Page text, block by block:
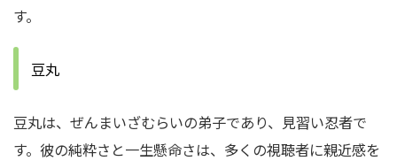
す。
豆丸
豆丸は、ぜんまいざむらいの弟子であり、見習い忍者で
す。 彼の純粋さと一生懸命さは、多くの視聴者に親近感を